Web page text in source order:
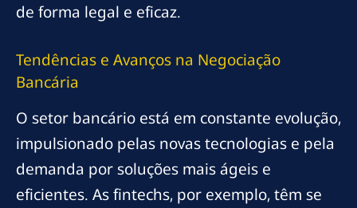
de forma legal e eficaz.
Tendências e Avanços na Negociação
Bancária
O setor bancário está em constante evolução,
impulsionado pelas novas tecnologias e pela
demanda por soluções mais ágeis e
eficientes. As fintechs, por exemplo, têm se